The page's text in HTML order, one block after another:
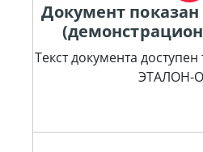
Документ
Текст документа
ЭТАЛОН-